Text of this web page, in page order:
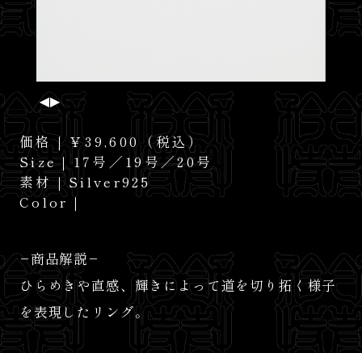
Contact
−商品解説−
ひらめきや直感、輝きによって道を切り拓く様子
を表現したリング。
価格｜￥39,600（税込）
Size｜17号／19号／20号
素材｜Silver925
Color｜